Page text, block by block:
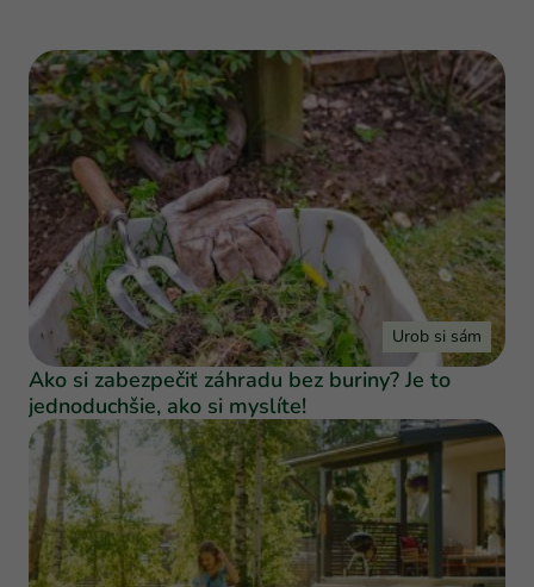
Urob si sám
Ako si zabezpečiť záhradu bez buriny? Je to
jednoduchšie, ako si myslíte!